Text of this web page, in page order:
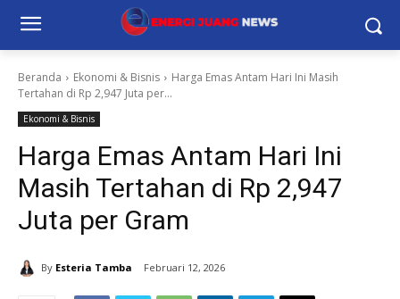
Beranda Ekonomi & Bisnis
Harga Emas Antam Hari Ini Masih
Tertahan di Rp 2,947 Juta per...
Ekonomi & Bisnis
Harga Emas Antam Hari Ini
Masih Tertahan di Rp 2,947
Juta per Gram
By Esteria Tamba Februari 12, 2026